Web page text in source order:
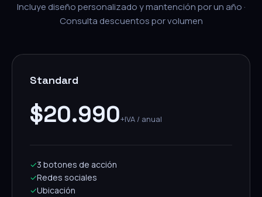
Incluye diseño personalizado y mantención por un año ·
Consulta descuentos por volumen
Standard
$20.990+IVA / anual
✓3 botones de acción
✓Redes sociales
✓Ubicación